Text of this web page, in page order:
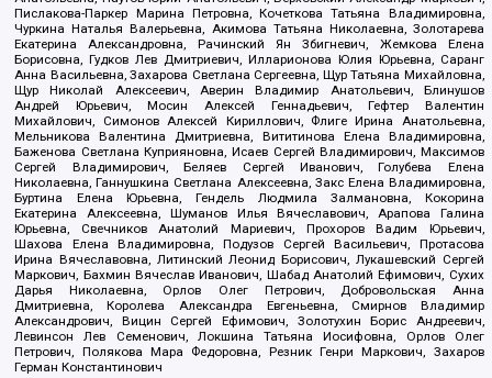
Пислакова-Паркер Марина Петровна, Кочеткова Татьяна Владимировна,
Чуркина Наталья Валерьевна, Акимова Татьяна Николаевна, Золотарева
Екатерина Александровна, Рачинский Ян Збигневич, Жемкова Елена
Борисовна, Гудков Лев Дмитриевич, Илларионова Юлия Юрьевна, Саранг
Анна Васильевна, Захарова Светлана Сергеевна, Щур Татьяна Михайловна,
Щур Николай Алексеевич, Аверин Владимир Анатольевич, Блинушов
Андрей Юрьевич, Мосин Алексей Геннадьевич, Гефтер Валентин
Михайлович, Симонов Алексей Кириллович, Флиге Ирина Анатольевна,
Мельникова Валентина Дмитриевна, Вититинова Елена Владимировна,
Баженова Светлана Куприяновна, Исаев Сергей Владимирович, Максимов
Сергей Владимирович, Беляев Сергей Иванович, Голубева Елена
Николаевна, Ганнушкина Светлана Алексеевна, Закс Елена Владимировна,
Буртина Елена Юрьевна, Гендель Людмила Залмановна, Кокорина
Екатерина Алексеевна, Шуманов Илья Вячеславович, Арапова Галина
Юрьевна, Свечников Анатолий Мариевич, Прохоров Вадим Юрьевич,
Шахова Елена Владимировна, Подузов Сергей Васильевич, Протасова
Ирина Вячеславовна, Литинский Леонид Борисович, Лукашевский Сергей
Маркович, Бахмин Вячеслав Иванович, Шабад Анатолий Ефимович, Сухих
Дарья Николаевна, Орлов Олег Петрович, Добровольская Анна
Дмитриевна, Королева Александра Евгеньевна, Смирнов Владимир
Александрович, Вицин Сергей Ефимович, Золотухин Борис Андреевич,
Левинсон Лев Семенович, Локшина Татьяна Иосифовна, Орлов Олег
Петрович, Полякова Мара Федоровна, Резник Генри Маркович, Захаров
Герман Константинович